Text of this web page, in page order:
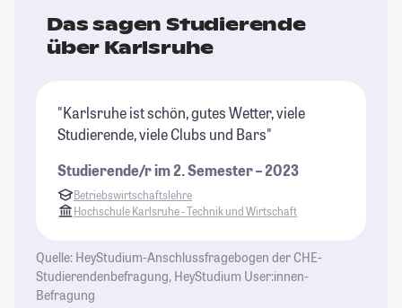
Das sagen Studierende
über Karlsruhe
"Karlsruhe ist schön, gutes Wetter, viele
Studierende, viele Clubs und Bars"
Studierende/r im 2. Semester – 2023
Betriebswirtschaftslehre
Hochschule Karlsruhe - Technik und Wirtschaft
Quelle: HeyStudium-Anschlussfragebogen der CHE-
Studierendenbefragung, HeyStudium User:innen-
Befragung